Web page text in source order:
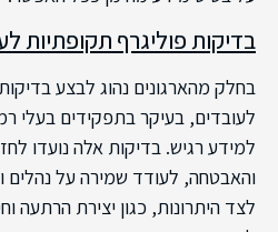
בדיקות פוליגרף תקופתיות
בחלק מהארגונים נהוג לבצע
לעובדים, בעיקר בתפקידים בעלי
למידע רגיש. בדיקות אלה נועדו
והאבטחה, לעודד שמירה על נהלים
לצד היתרונות, כגון יצירת הרתעה